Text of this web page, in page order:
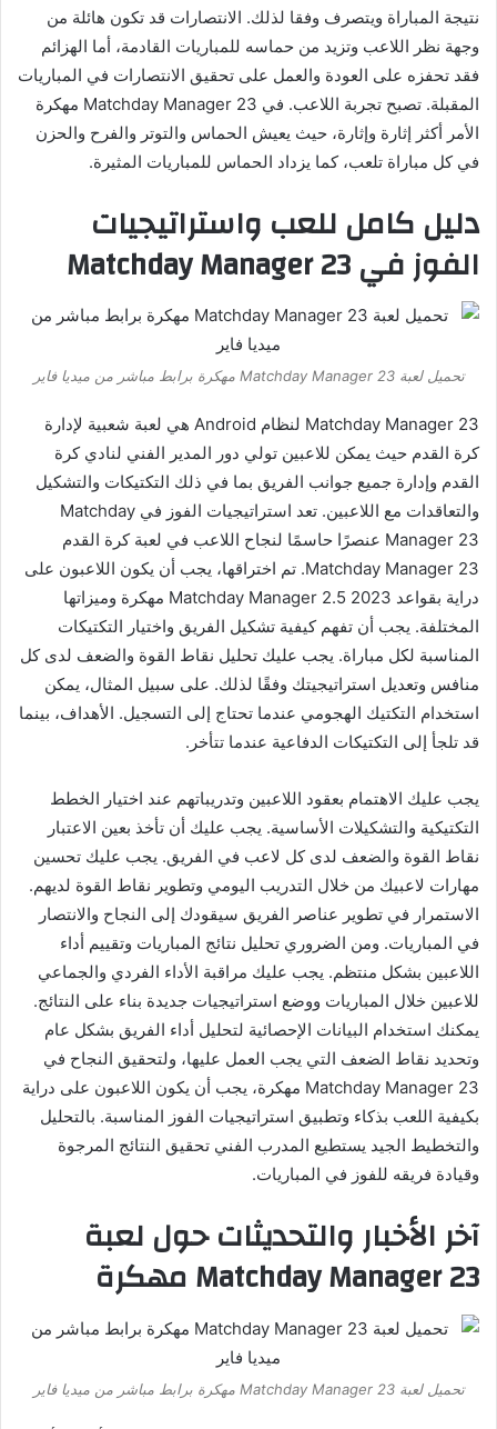
نتيجة المباراة ويتصرف وفقا لذلك. الانتصارات قد تكون هائلة من
وجهة نظر اللاعب وتزيد من حماسه للمباريات القادمة، أما الهزائم
فقد تحفزه على العودة والعمل على تحقيق الانتصارات في المباريات
المقبلة. تصبح تجربة اللاعب. في Matchday Manager 23 مهكرة
الأمر أكثر إثارة وإثارة، حيث يعيش الحماس والتوتر والفرح والحزن
في كل مباراة تلعب، كما يزداد الحماس للمباريات المثيرة.
دليل كامل للعب واستراتيجيات
الفوز في Matchday Manager 23
تحميل لعبة Matchday Manager 23 مهكرة برابط مباشر من ميديا ​​فاير
Matchday Manager 23 لنظام Android هي لعبة شعبية لإدارة
كرة القدم حيث يمكن للاعبين تولي دور المدير الفني لنادي كرة
القدم وإدارة جميع جوانب الفريق بما في ذلك التكتيكات والتشكيل
والتعاقدات مع اللاعبين. تعد استراتيجيات الفوز في Matchday
Manager 23 عنصرًا حاسمًا لنجاح اللاعب في لعبة كرة القدم
Matchday Manager 23. تم اختراقها، يجب أن يكون اللاعبون على
دراية بقواعد Matchday Manager 2.5 2023 مهكرة وميزاتها
المختلفة. يجب أن تفهم كيفية تشكيل الفريق واختيار التكتيكات
المناسبة لكل مباراة. يجب عليك تحليل نقاط القوة والضعف لدى كل
منافس وتعديل استراتيجيتك وفقًا لذلك. على سبيل المثال، يمكن
استخدام التكتيك الهجومي عندما تحتاج إلى التسجيل. الأهداف، بينما
قد تلجأ إلى التكتيكات الدفاعية عندما تتأخر.
يجب عليك الاهتمام بعقود اللاعبين وتدريباتهم عند اختيار الخطط
التكتيكية والتشكيلات الأساسية. يجب عليك أن تأخذ بعين الاعتبار
نقاط القوة والضعف لدى كل لاعب في الفريق. يجب عليك تحسين
مهارات لاعبيك من خلال التدريب اليومي وتطوير نقاط القوة لديهم.
الاستمرار في تطوير عناصر الفريق سيقودك إلى النجاح والانتصار
في المباريات. ومن الضروري تحليل نتائج المباريات وتقييم أداء
اللاعبين بشكل منتظم. يجب عليك مراقبة الأداء الفردي والجماعي
للاعبين خلال المباريات ووضع استراتيجيات جديدة بناء على النتائج.
يمكنك استخدام البيانات الإحصائية لتحليل أداء الفريق بشكل عام
وتحديد نقاط الضعف التي يجب العمل عليها، ولتحقيق النجاح في
Matchday Manager 23 مهكرة، يجب أن يكون اللاعبون على دراية
بكيفية اللعب بذكاء وتطبيق استراتيجيات الفوز المناسبة. بالتحليل
والتخطيط الجيد يستطيع المدرب الفني تحقيق النتائج المرجوة
وقيادة فريقه للفوز في المباريات.
آخر الأخبار والتحديثات حول لعبة
Matchday Manager 23 مهكرة
تحميل لعبة Matchday Manager 23 مهكرة برابط مباشر من ميديا ​​فاير